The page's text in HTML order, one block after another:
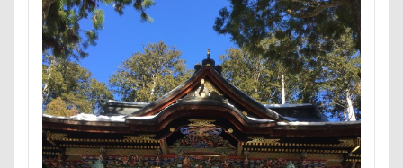
食欲魔人
食器 食事風景
食べ渋り
食べたい
飛行犬 願い事メーカー
願い事
里山
那須町 袴
診断メーカー
赤ちゃん
貸し切り温泉
豆キャッチ
譲渡会
謹賀新年 読者投稿
誤飲
誕生日
試着 診察台 越谷市
記念日